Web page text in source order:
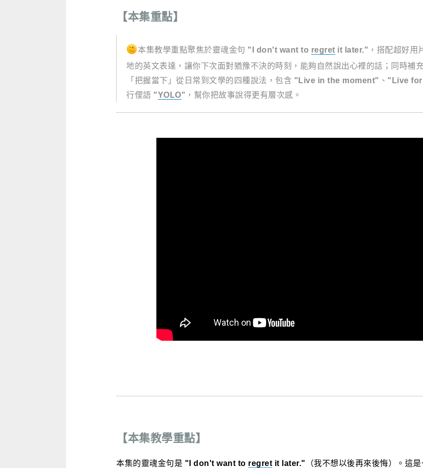
【本集重點】
本集教學重點聚焦於靈魂金句 "I don't want to regret it later." ，搭配超好用
地的英文表達，讓你下次面對猶豫不決的時刻，能夠自然說出心裡的話；同時補
「把握當下」從日常到文學的四種說法，包含 "Live in the moment" 、 "Live
行俚語 "YOLO" ，幫你把故事說得更有層次感。
【本集教學重點】
本集的靈魂金句是 "I don't want to regret it later." （我不想以後再來後悔）。這